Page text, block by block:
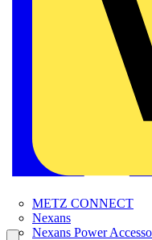
METZ CONNECT
Nexans
Nexans Power